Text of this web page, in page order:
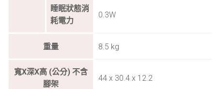
睡眠狀態消
耗電力
0.3W
重量 8.5 kg
寬X深X高 (公分) 不含
腳架
44 x 30.4 x 12.2